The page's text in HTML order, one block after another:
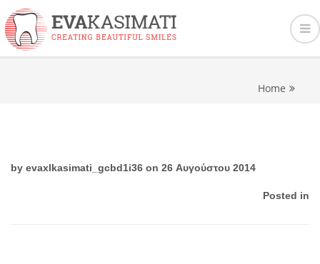
Home
by evaxlkasimati_gcbd1i36 on 26 Αυγούστου 2014
Posted in